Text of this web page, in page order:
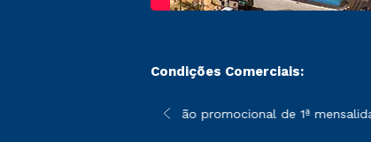
Condições Comerciais:
sofrer alterações nos períodos de rematrícula
*A condição promocional de 1ª